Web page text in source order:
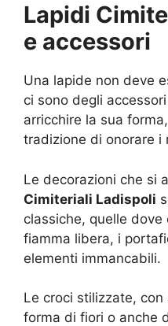
Lapidi
e accessori
Una lapide non deve
ci sono degli
arricchire la sua
tradizione di onorare i
Le decorazioni che si
Cimiteriali Ladispoli
classiche, quelle dove
fiamma libera, i
elementi immancabili.
Le croci stilizzate,
forma di fiori o anche